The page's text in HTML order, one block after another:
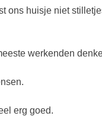
huisje niet
werkenden
erg goed.